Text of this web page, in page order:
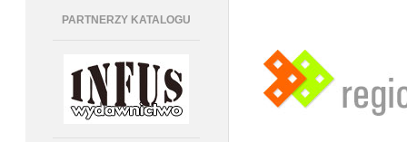
PARTNERZY KATALOGU